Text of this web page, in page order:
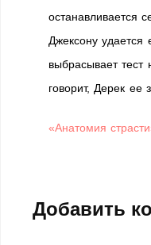
останавливается
Джексону удается
выбрасывает тест
говорит, Дерек ее
«Анатомия
Добавить